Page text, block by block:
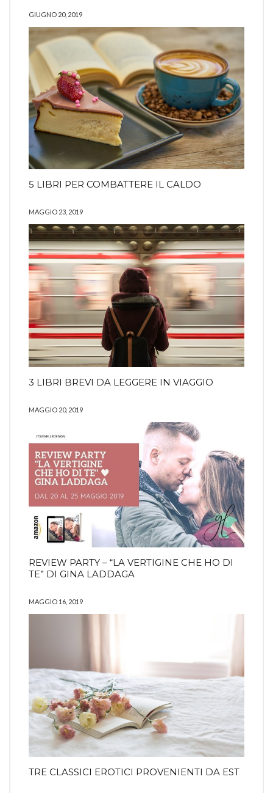
GIUGNO 20, 2019
5 LIBRI PER COMBATTERE IL CALDO
MAGGIO 23, 2019
3 LIBRI BREVI DA LEGGERE IN VIAGGIO
MAGGIO 20, 2019
REVIEW PARTY – “LA VERTIGINE CHE HO DI
TE” DI GINA LADDAGA
MAGGIO 16, 2019
TRE CLASSICI EROTICI PROVENIENTI DA EST